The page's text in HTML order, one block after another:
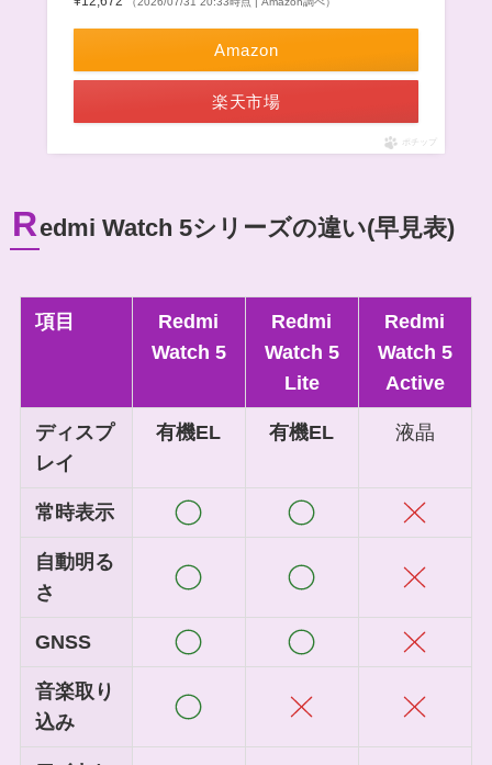
Amazon
楽天市場
ポチップ
Redmi Watch 5シリーズの違い(早見表)
項目
Redmi
Watch 5
Redmi
Watch 5
Lite
Redmi
Watch 5
Active
ディスプ
レイ
有機EL 有機EL 液晶
常時表示
自動明る
さ
GNSS
音楽取り
込み